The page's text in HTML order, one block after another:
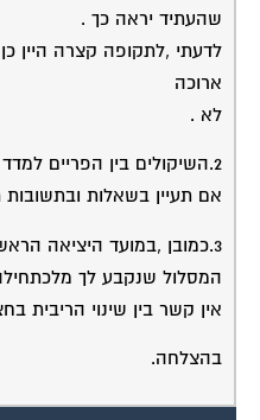
שהעתיד יראה כך .
לדעתי ,לתקופה קצרה היין
ארוכה
לא .
2.השיקולים בין הפריים למדד הורחבו בפורום זה בהרחבה
אם תעיין בשאלות
3.כמובן ,במועד היציאה הראשון בהלוואה תשנה הריבית ע"פ
המסלול שנקבע לך
אין קשר בין שינוי הריבית
בהצלחה.